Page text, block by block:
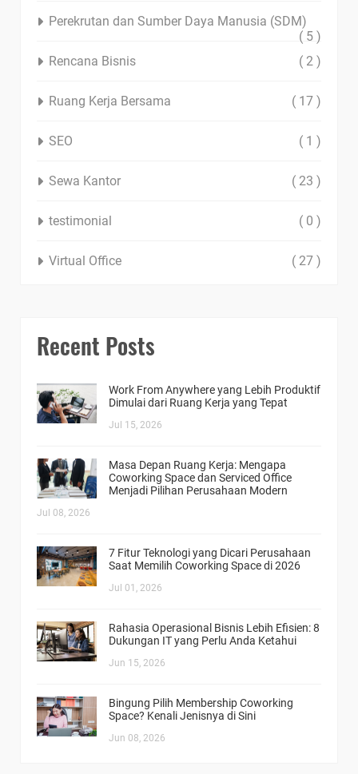
Perekrutan dan Sumber Daya Manusia (SDM)
( 5 )
Rencana Bisnis
( 2 )
Ruang Kerja Bersama ( 17 )
SEO ( 1 )
Sewa Kantor ( 23 )
testimonial ( 0 )
Virtual Office ( 27 )
Recent Posts
Work From Anywhere yang Lebih Produktif
Dimulai dari Ruang Kerja yang Tepat
Jul 15, 2026
Masa Depan Ruang Kerja: Mengapa
Coworking Space dan Serviced Office
Menjadi Pilihan Perusahaan Modern
Jul 08, 2026
7 Fitur Teknologi yang Dicari Perusahaan
Saat Memilih Coworking Space di 2026
Jul 01, 2026
Rahasia Operasional Bisnis Lebih Efisien: 8
Dukungan IT yang Perlu Anda Ketahui
Jun 15, 2026
Bingung Pilih Membership Coworking
Space? Kenali Jenisnya di Sini
Jun 08, 2026